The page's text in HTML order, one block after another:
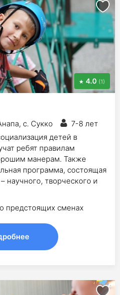
4.0 (1)
с. Сукко
7-8 лет
детей в
ребят правилам
манерам. Также
программа, состоящая
научного, творческого и
предстоящих сменах